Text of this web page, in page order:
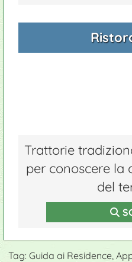
Trattorie
per conoscere la
del
Tag: Guida ai Residence,